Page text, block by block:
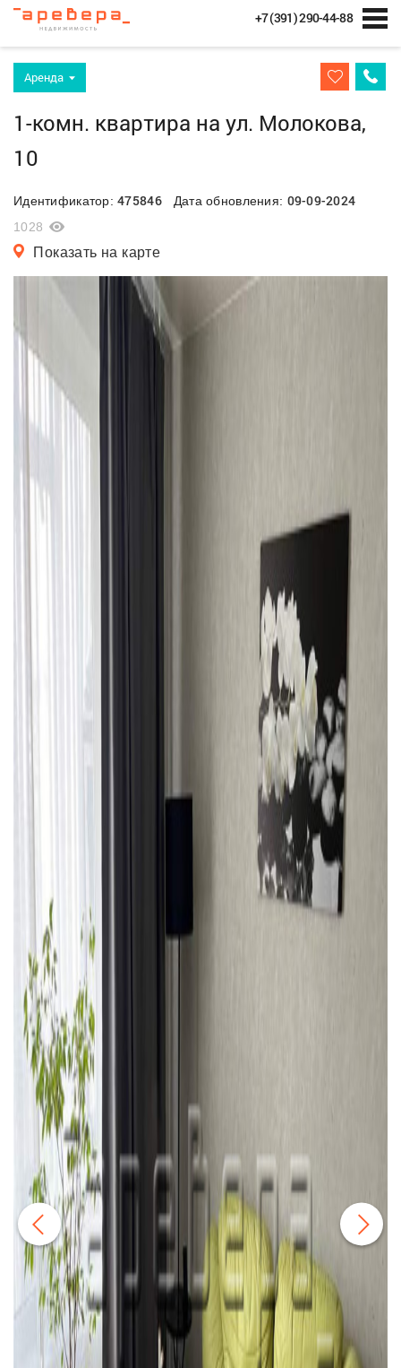
+7 (391) 290-44-88
Аренда
1-комн. квартира на ул. Молокова,
10
Идентификатор:475846Дата обновления: 09-09-2024
1028
Показать на карте